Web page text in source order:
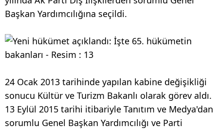
Başkan Yardımcılığına seçildi.
24 Ocak 2013 tarihinde yapılan kabine değişikliği
sonucu Kültür ve Turizm Bakanlı olarak görev aldı.
13 Eylül 2015 tarihi itibariyle Tanıtım ve Medya'dan
sorumlu Genel Başkan Yardımcılığı ve Parti